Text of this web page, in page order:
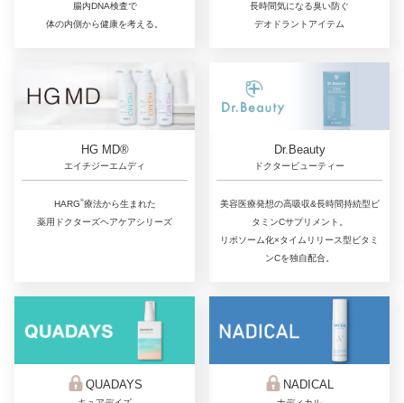
腸内DNA検査で
体の内側から健康を考える。
長時間気になる臭い防ぐ
デオドラントアイテム
HG MD®
エイチジーエムディ
HARG®療法から生まれた
薬用ドクターズヘアケアシリーズ
Dr.Beauty
ドクタービューティー
美容医療発想の高吸収&長時間持続型ビ
タミンCサプリメント。
リポソーム化×タイムリリース型ビタミ
ンCを独自配合。
QUADAYS NADICAL